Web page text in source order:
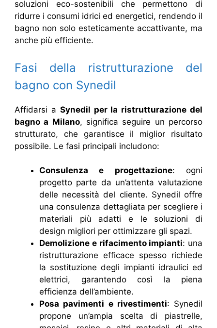
soluzioni eco-sostenibili che permettono di
ridurre i consumi idrici ed energetici, rendendo il
bagno non solo esteticamente accattivante, ma
anche più efficiente.
Fasi della ristrutturazione del
bagno con Synedil
Affidarsi a Synedil per la ristrutturazione del
bagno a Milano, significa seguire un percorso
strutturato, che garantisce il miglior risultato
possibile. Le fasi principali includono:
Consulenza e progettazione: ogni
progetto parte da un’attenta valutazione
delle necessità del cliente. Synedil offre
una consulenza dettagliata per scegliere i
materiali più adatti e le soluzioni di
design migliori per ottimizzare gli spazi.
Demolizione e rifacimento impianti: una
ristrutturazione efficace spesso richiede
la sostituzione degli impianti idraulici ed
elettrici, garantendo così la piena
efficienza dell’ambiente.
Posa pavimenti e rivestimenti: Synedil
propone un’ampia scelta di piastrelle,